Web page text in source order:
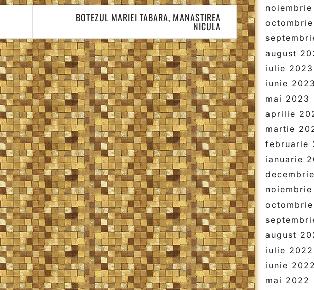
BOTEZUL MARIEI TABARA, MANASTIREA
NICULA
august
iulie 2023
iunie 2023
mai 2023
aprilie
martie
februarie
ianuarie
august
iulie 2022
iunie 2022
mai 2022